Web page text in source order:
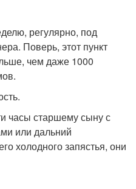
регулярно, под
Поверь, этот пункт
чем даже 1000
часы старшему сыну с
или дальний
холодного запястья, они